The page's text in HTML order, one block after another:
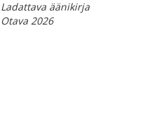
Ladattava äänikirja
Otava 2026